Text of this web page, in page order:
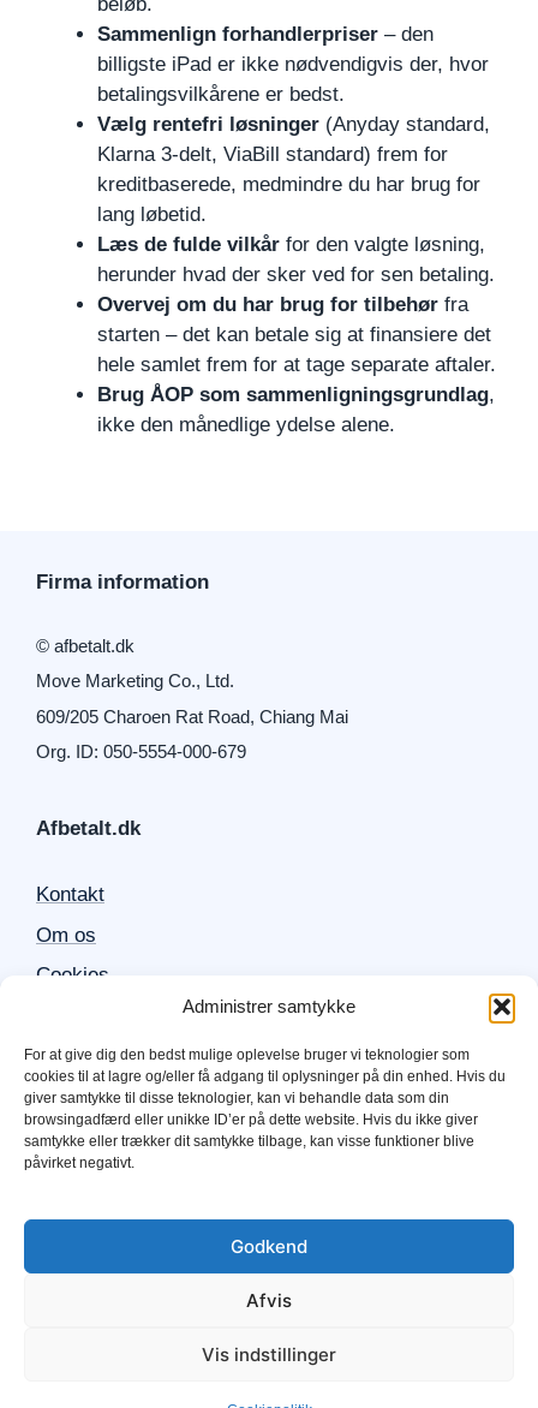
Administrer samtykke
For at give dig den bedst mulige oplevelse bruger vi teknologier som
cookies til at lagre og/eller få adgang til oplysninger på din enhed. Hvis du
giver samtykke til disse teknologier, kan vi behandle data som din
browsingadfærd eller unikke ID’er på dette website. Hvis du ikke giver
samtykke eller trækker dit samtykke tilbage, kan visse funktioner blive
påvirket negativt.
Godkend
Afvis
Vis indstillinger
Sammenlign forhandlerpriser – den
billigste iPad er ikke nødvendigvis der, hvor
betalingsvilkårene er bedst.
Vælg rentefri løsninger (Anyday standard,
Klarna 3-delt, ViaBill standard) frem for
kreditbaserede, medmindre du har brug for
lang løbetid.
Læs de fulde vilkår for den valgte løsning,
herunder hvad der sker ved for sen betaling.
Overvej om du har brug for tilbehør fra
starten – det kan betale sig at finansiere det
hele samlet frem for at tage separate aftaler.
Brug ÅOP som sammenligningsgrundlag,
ikke den månedlige ydelse alene.
Firma information
© afbetalt.dk
Move Marketing Co., Ltd.
609/205 Charoen Rat Road, Chiang Mai
Org. ID: 050-5554-000-679
Afbetalt.dk
Kontakt
Om os
Cookies
Populære produkter
Mobil
Computer